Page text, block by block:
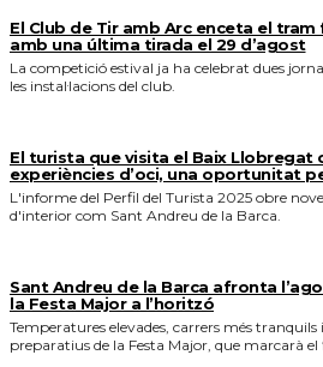
El Club de Tir amb Arc enceta el
amb una última tirada el 29 d’agost
La competició estival ja ha celebrat dues
les instal·lacions del club.
El turista que visita el Baix Llobregat
experiències d’oci, una oportunitat
L'informe del Perfil del Turista 2025 obre
d'interior com Sant Andreu de la Barca.
Sant Andreu de la Barca afronta
la Festa Major a l’horitzó
Temperatures elevades, carrers més tranquils
preparatius de la Festa Major, que marcarà